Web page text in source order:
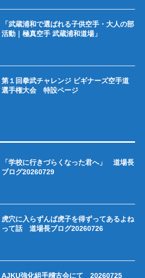
「武蔵浦和で選ばれる子供空手・大人の部
活動｜極真空手 武蔵浦和道場」
第１回拳武チャレンジ ビギナーズ空手道
選手権大会 特設ページ
「学校に行きづらくなった君へ」 道場長
ブログ20260729
虎穴に入らずんば虎子を得ずってあるよね
って話 道場長ブログ20260726
AJKU強化組手稽古会にて 20260725